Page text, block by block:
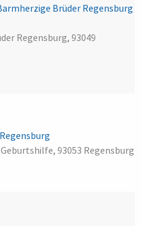
Brüder Regensburg
Regensburg, 93049
93053 Regensburg